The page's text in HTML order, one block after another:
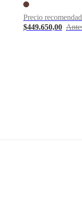
Descargas
Precio
$449.650,00